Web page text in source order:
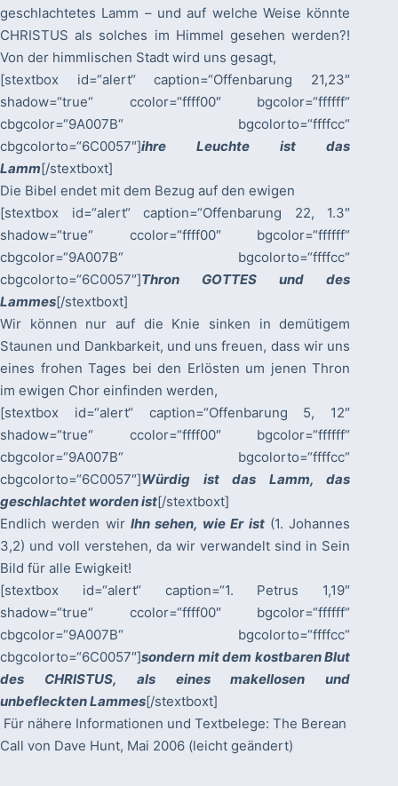
geschlachtetes Lamm – und auf welche Weise könnte
CHRISTUS als solches im Himmel gesehen werden?!
Von der himmlischen Stadt wird uns gesagt,
[stextbox id=“alert“ caption=“Offenbarung 21,23″
shadow=“true“ ccolor=“ffff00″ bgcolor=“ffffff“
cbgcolor=“9A007B“ bgcolorto=“ffffcc“
cbgcolorto=“6C0057″]ihre Leuchte ist das
Lamm[/stextboxt]
Die Bibel endet mit dem Bezug auf den ewigen
[stextbox id=“alert“ caption=“Offenbarung 22, 1.3″
shadow=“true“ ccolor=“ffff00″ bgcolor=“ffffff“
cbgcolor=“9A007B“ bgcolorto=“ffffcc“
cbgcolorto=“6C0057″]Thron GOTTES und des
Lammes[/stextboxt]
Wir können nur auf die Knie sinken in demütigem
Staunen und Dankbarkeit, und uns freuen, dass wir uns
eines frohen Tages bei den Erlösten um jenen Thron
im ewigen Chor einfinden werden,
[stextbox id=“alert“ caption=“Offenbarung 5, 12″
shadow=“true“ ccolor=“ffff00″ bgcolor=“ffffff“
cbgcolor=“9A007B“ bgcolorto=“ffffcc“
cbgcolorto=“6C0057″]Würdig ist das Lamm, das
geschlachtet worden ist[/stextboxt]
Endlich werden wirIhn sehen, wie Er ist(1. Johannes
3,2) und voll verstehen, da wir verwandelt sind in Sein
Bild für alle Ewigkeit!
[stextbox id=“alert“ caption=“1. Petrus 1,19″
shadow=“true“ ccolor=“ffff00″ bgcolor=“ffffff“
cbgcolor=“9A007B“ bgcolorto=“ffffcc“
cbgcolorto=“6C0057″]sondern mit dem kostbaren Blut
des CHRISTUS, als eines makellosen und
unbefleckten Lammes[/stextboxt]
Für nähere Informationen und Textbelege: The Berean
Call von Dave Hunt, Mai 2006 (leicht geändert)